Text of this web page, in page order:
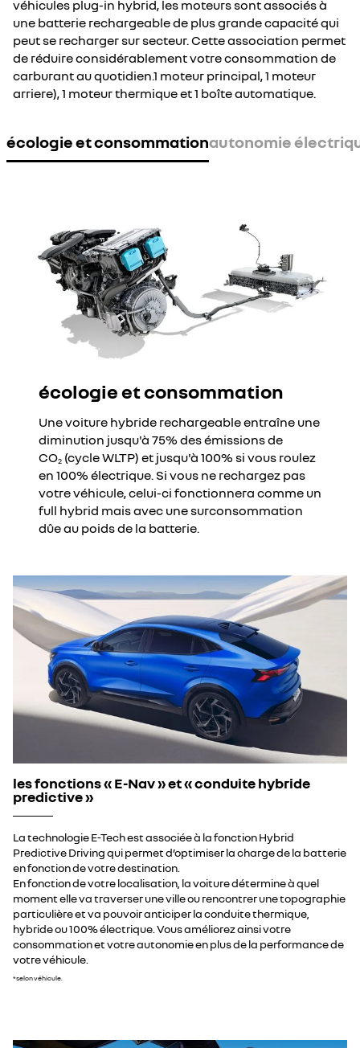
véhicules plug-in hybrid, les moteurs sont associés à
une batterie rechargeable de plus grande capacité qui
peut se recharger sur secteur. Cette association permet
de réduire considérablement votre consommation de
carburant au quotidien.1 moteur principal, 1 moteur
arriere), 1 moteur thermique et 1 boîte automatique.
écologie et consommationautonomie
écologie et consommation
Une voiture hybride rechargeable entraîne une
diminution jusqu'à 75% des émissions de
CO2 (cycle WLTP) et jusqu'à 100% si vous roulez
en 100% électrique. Si vous ne rechargez pas
votre véhicule, celui-ci fonctionnera comme un
full hybrid mais avec une surconsommation
dûe au poids de la batterie.
les fonctions « E-Nav » et « conduite hybride
predictive »
La technologie E-Tech est associée à la fonction Hybrid
Predictive Driving qui permet d’optimiser la charge de la batterie
en fonction de votre destination.
En fonction de votre localisation, la voiture détermine à quel
moment elle va traverser une ville ou rencontrer une topographie
particulière et va pouvoir anticiper la conduite thermique,
hybride ou 100% électrique. Vous améliorez ainsi votre
consommation et votre autonomie en plus de la performance de
votre véhicule.
*selon véhicule.